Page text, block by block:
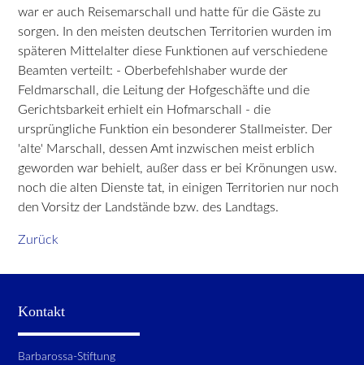
war er auch Reisemarschall und hatte für die Gäste zu
sorgen. In den meisten deutschen Territorien wurden im
späteren Mittelalter diese Funktionen auf verschiedene
Beamten verteilt: - Oberbefehlshaber wurde der
Feldmarschall, die Leitung der Hofgeschäfte und die
Gerichtsbarkeit erhielt ein Hofmarschall - die
ursprüngliche Funktion ein besonderer Stallmeister. Der
'alte' Marschall, dessen Amt inzwischen meist erblich
geworden war behielt, außer dass er bei Krönungen usw.
noch die alten Dienste tat, in einigen Territorien nur noch
den Vorsitz der Landstände bzw. des Landtags.
Zurück
Kontakt
Barbarossa-Stiftung